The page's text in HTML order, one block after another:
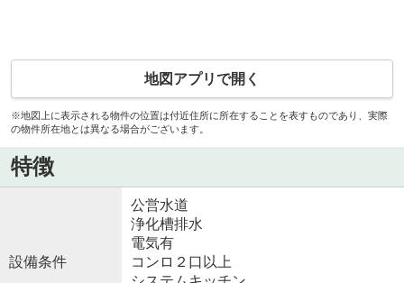
地図アプリで開く
※地図上に表示される物件の位置は付近住所に所在することを表すものであり、実際
の物件所在地とは異なる場合がございます。
特徴
設備条件
公営水道
浄化槽排水
電気有
コンロ２口以上